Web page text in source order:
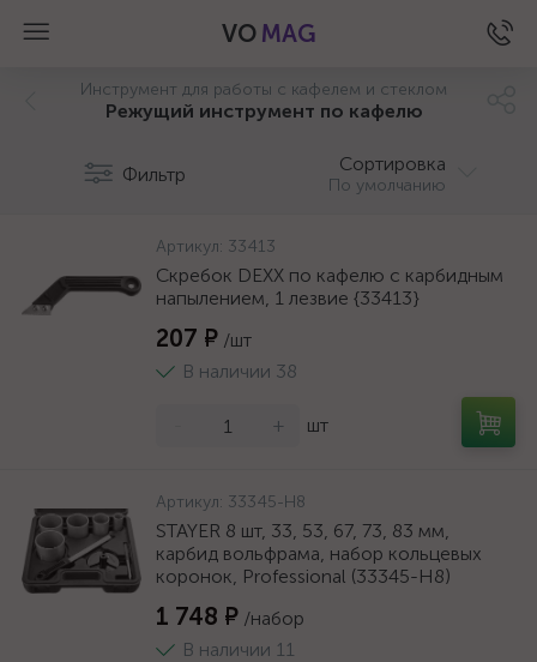
VO MAG
Инструмент для работы с кафелем и стеклом
Режущий инструмент по кафелю
Фильтр Сортировка
По умолчанию
Артикул: 33413
Скребок DEXX по кафелю с карбидным
напылением, 1 лезвие {33413}
207 ₽ /шт
В наличии 38
+ шт
Артикул: 33345-H8
STAYER 8 шт, 33, 53, 67, 73, 83 мм,
карбид вольфрама, набор кольцевых
коронок, Professional (33345-H8)
1 748 ₽ /набор
В наличии 11